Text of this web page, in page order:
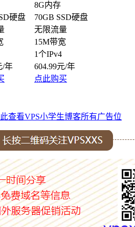
8G内存
硬盘
70GB SSD硬盘
无限流量
15M带宽
1个IPv4
/年
604.99元/年
点此购买
查看VPS小学生博客所有广告位